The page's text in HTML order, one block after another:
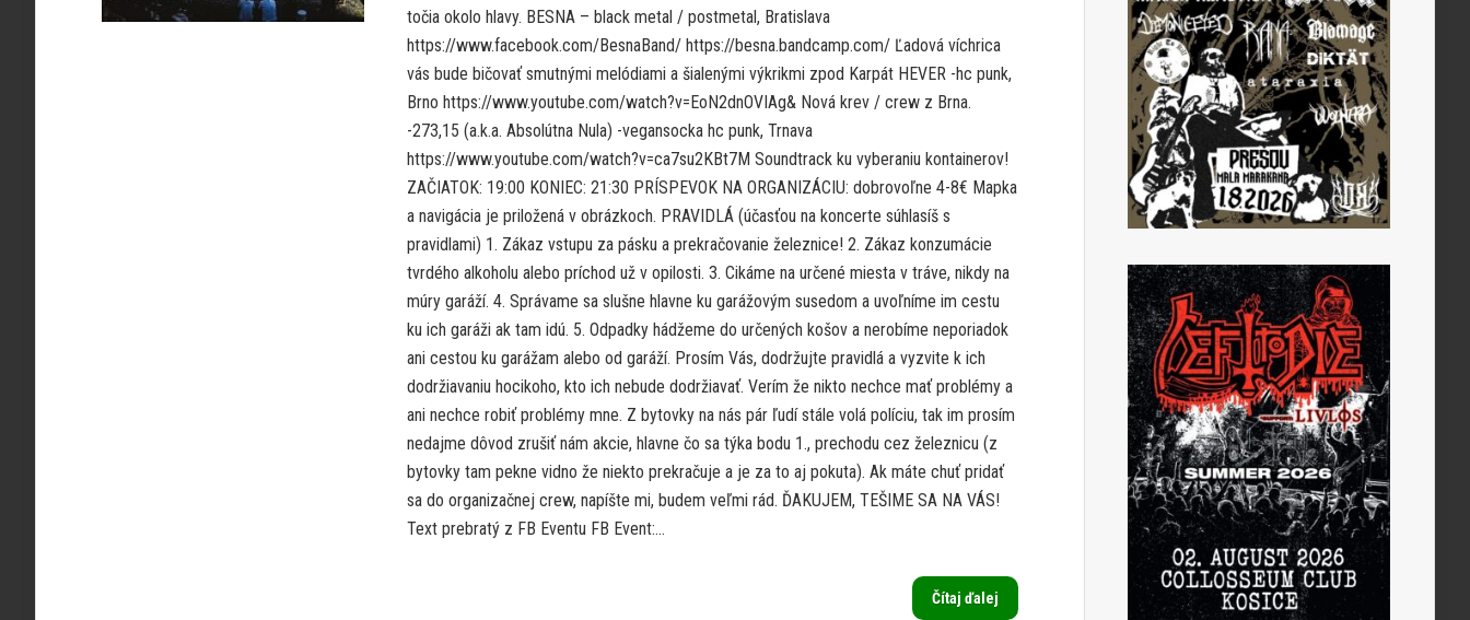
točia okolo hlavy. BESNA – black metal / postmetal, Bratislava
https://www.facebook.com/BesnaBand/ https://besna.bandcamp.com/ Ľadová víchrica
vás bude bičovať smutnými melódiami a šialenými výkrikmi zpod Karpát HEVER -hc punk,
Brno https://www.youtube.com/watch?v=EoN2dnOVIAg& Nová krev / crew z Brna.
-273,15 (a.k.a. Absolútna Nula) -vegansocka hc punk, Trnava
https://www.youtube.com/watch?v=ca7su2KBt7M Soundtrack ku vyberaniu kontainerov!
ZAČIATOK: 19:00 KONIEC: 21:30 PRÍSPEVOK NA ORGANIZÁCIU: dobrovoľne 4-8€ Mapka
a navigácia je priložená v obrázkoch. PRAVIDLÁ (účasťou na koncerte súhlasíš s
pravidlami) 1. Zákaz vstupu za pásku a prekračovanie železnice! 2. Zákaz konzumácie
tvrdého alkoholu alebo príchod už v opilosti. 3. Cikáme na určené miesta v tráve, nikdy na
múry garáží. 4. Správame sa slušne hlavne ku garážovým susedom a uvoľníme im cestu
ku ich garáži ak tam idú. 5. Odpadky hádžeme do určených košov a nerobíme neporiadok
ani cestou ku garážam alebo od garáží. Prosím Vás, dodržujte pravidlá a vyzvite k ich
dodržiavaniu hocikoho, kto ich nebude dodržiavať. Verím že nikto nechce mať problémy a
ani nechce robiť problémy mne. Z bytovky na nás pár ľudí stále volá políciu, tak im prosím
nedajme dôvod zrušiť nám akcie, hlavne čo sa týka bodu 1., prechodu cez železnicu (z
bytovky tam pekne vidno že niekto prekračuje a je za to aj pokuta). Ak máte chuť pridať
sa do organizačnej crew, napíšte mi, budem veľmi rád. ĎAKUJEM, TEŠIME SA NA VÁS!
Text prebratý z FB Eventu FB Event:...
Čítaj ďalej